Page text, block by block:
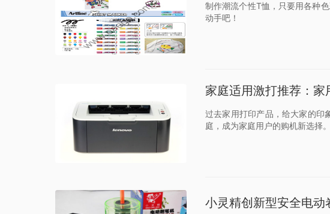
制作潮流个性T恤，只要用各种
动手吧！
家庭适用激打推荐：家
过去家用打印产品，给大家的印
庭，成为家庭用户的购机新选择。
小灵精创新型安全电动